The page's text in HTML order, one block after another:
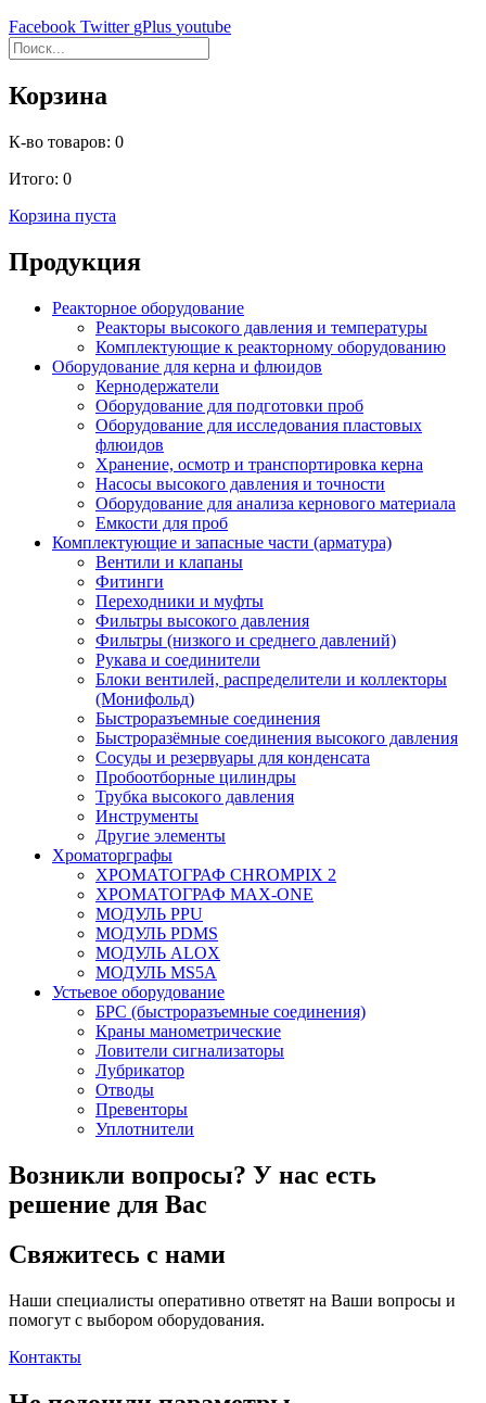
Facebook Twitter gPlus youtube
Корзина
К-во товаров: 0
Итого: 0
Корзина пуста
Продукция
Реакторное оборудование
Реакторы высокого давления и температуры
Комплектующие к реакторному оборудованию
Оборудование для керна и флюидов
Кернодержатели
Оборудование для подготовки проб
Оборудование для исследования пластовых
флюидов
Хранение, осмотр и транспортировка керна
Насосы высокого давления и точности
Оборудование для анализа кернового материала
Емкости для проб
Комплектующие и запасные части (арматура)
Вентили и клапаны
Фитинги
Переходники и муфты
Фильтры высокого давления
Фильтры (низкого и среднего давлений)
Рукава и соединители
Блоки вентилей, распределители и коллекторы
(Монифольд)
Быстроразъемные соединения
Быстроразёмные соединения высокого давления
Сосуды и резервуары для конденсата
Пробоотборные цилиндры
Трубка высокого давления
Инструменты
Другие элементы
Хроматорграфы
ХРОМАТОГРАФ CHROMPIX 2
ХРОМАТОГРАФ MAX-ONE
МОДУЛЬ PPU
МОДУЛЬ PDMS
МОДУЛЬ ALOX
МОДУЛЬ MS5A
Устьевое оборудование
БРС (быстроразъемные соединения)
Краны манометрические
Ловители сигнализаторы
Лубрикатор
Отводы
Превенторы
Уплотнители
Возникли вопросы? У нас есть
решение для Вас
Свяжитесь с нами
Наши специалисты оперативно ответят на Ваши вопросы и
помогут с выбором оборудования.
Контакты